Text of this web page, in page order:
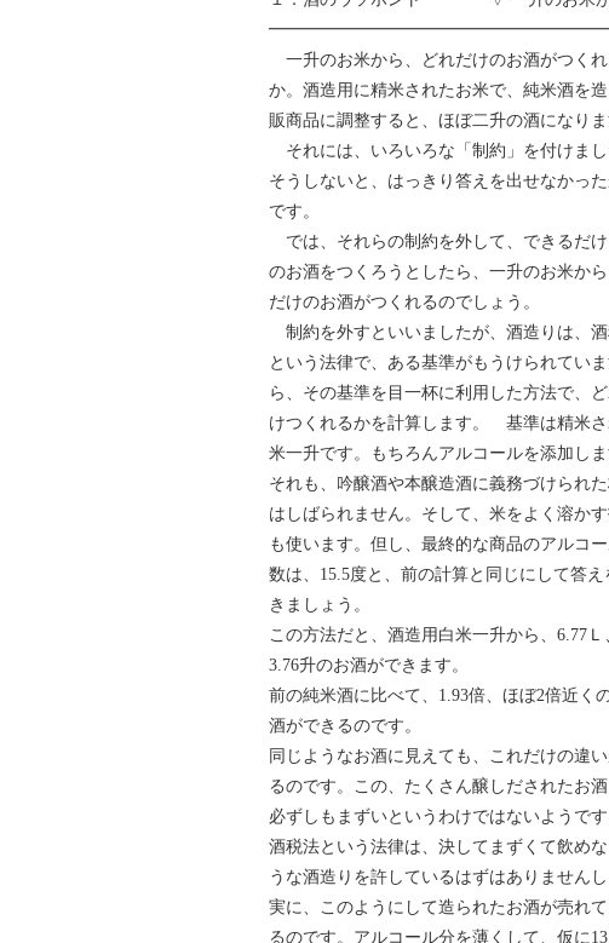
一升のお米から、どれだけのお酒がつく
か。酒造用に精米されたお米で、純米酒を
販商品に調整すると、ほぼ二升の酒になりま
それには、いろいろな「制約」を付けまし
そうしないと、はっきり答えを出せなかった
です。
では、それらの制約を外して、できるだ
のお酒をつくろうとしたら、一升のお米か
だけのお酒がつくれるのでしょう。
制約を外すといいましたが、酒造りは、
という法律で、ある基準がもうけられてい
ら、その基準を目一杯に利用した方法で、
けつくれるかを計算します。 基準は精米さ
米一升です。もちろんアルコールを添加しま
それも、吟醸酒や本醸造酒に義務づけられ
はしばられません。そして、米をよく溶か
も使います。但し、最終的な商品のアルコ
数は、15.5度と、前の計算と同じにして答え
きましょう。
この方法だと、酒造用白米一升から、6.77Ｌ
3.76升のお酒ができます。
前の純米酒に比べて、1.93倍、ほぼ2倍近く
酒ができるのです。
同じようなお酒に見えても、これだけの違
るのです。この、たくさん醸しだされたお酒
必ずしもまずいというわけではないようです
酒税法という法律は、決してまずくて飲めな
うな酒造りを許しているはずはありません
実に、このようにして造られたお酒が売れ
るのです。アルコール分を薄くして、仮に